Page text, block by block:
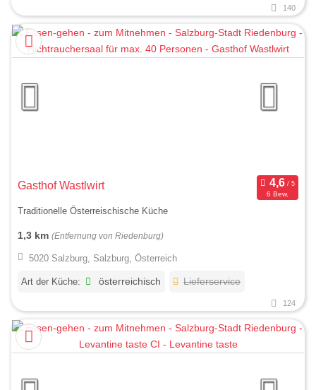
140
Gasthof Wastlwirt
6 Bew.
Traditionelle Österreischische Küche
1,3 km (Entfernung von Riedenburg)
5020 Salzburg, Salzburg, Österreich
Art der Küche: österreichisch Lieferservice
124